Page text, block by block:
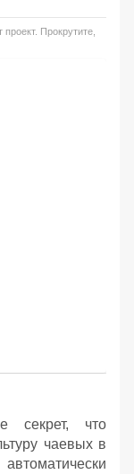
Прокрутите,
секрет, что
чаевых в